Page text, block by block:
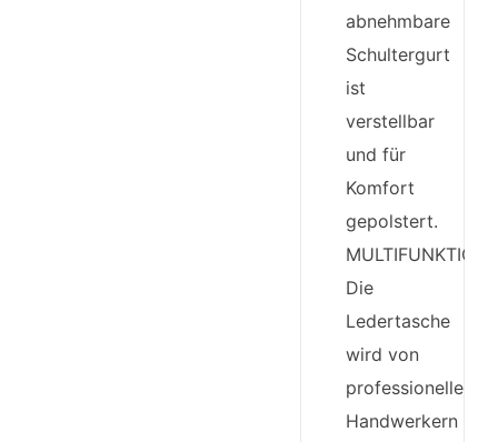
abnehmbare
Schultergurt
ist
verstellbar
und für
Komfort
gepolstert.
MULTIFUNKTION:
Die
Ledertasche
wird von
professionellen
Handwerkern